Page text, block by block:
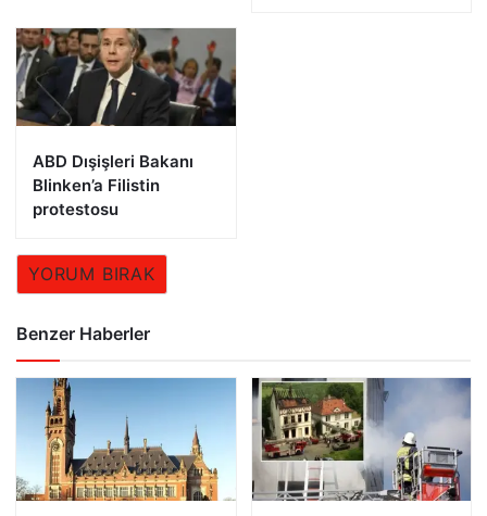
ABD Dışişleri Bakanı
Blinken’a Filistin
protestosu
YORUM BIRAK
Benzer Haberler